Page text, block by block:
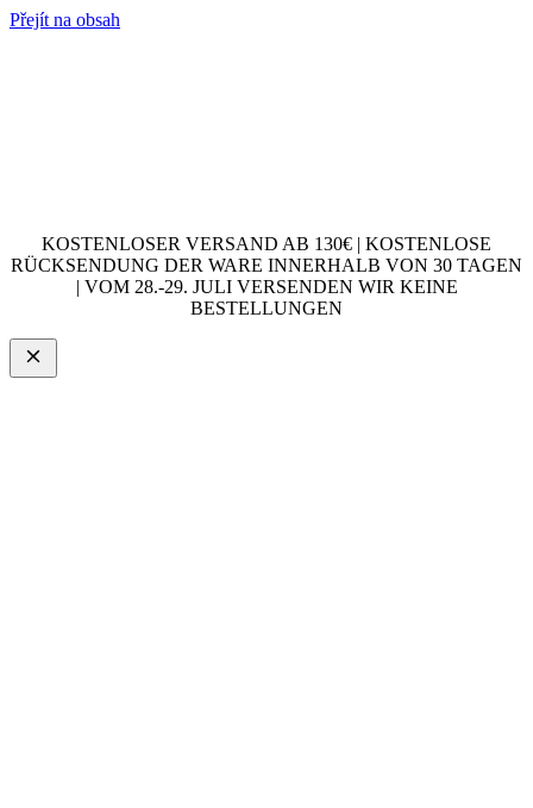
Přejít na obsah
KOSTENLOSER VERSAND AB 130€ | KOSTENLOSE
RÜCKSENDUNG DER WARE INNERHALB VON 30 TAGEN
| VOM 28.-29. JULI VERSENDEN WIR KEINE
BESTELLUNGEN